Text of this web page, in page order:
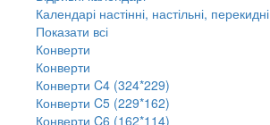
Календарі настінні, настільні, перекидні
Показати всі
Конверти
Конверти
Конверти C4 (324*229)
Конверти C5 (229*162)
Конверти C6 (162*114)